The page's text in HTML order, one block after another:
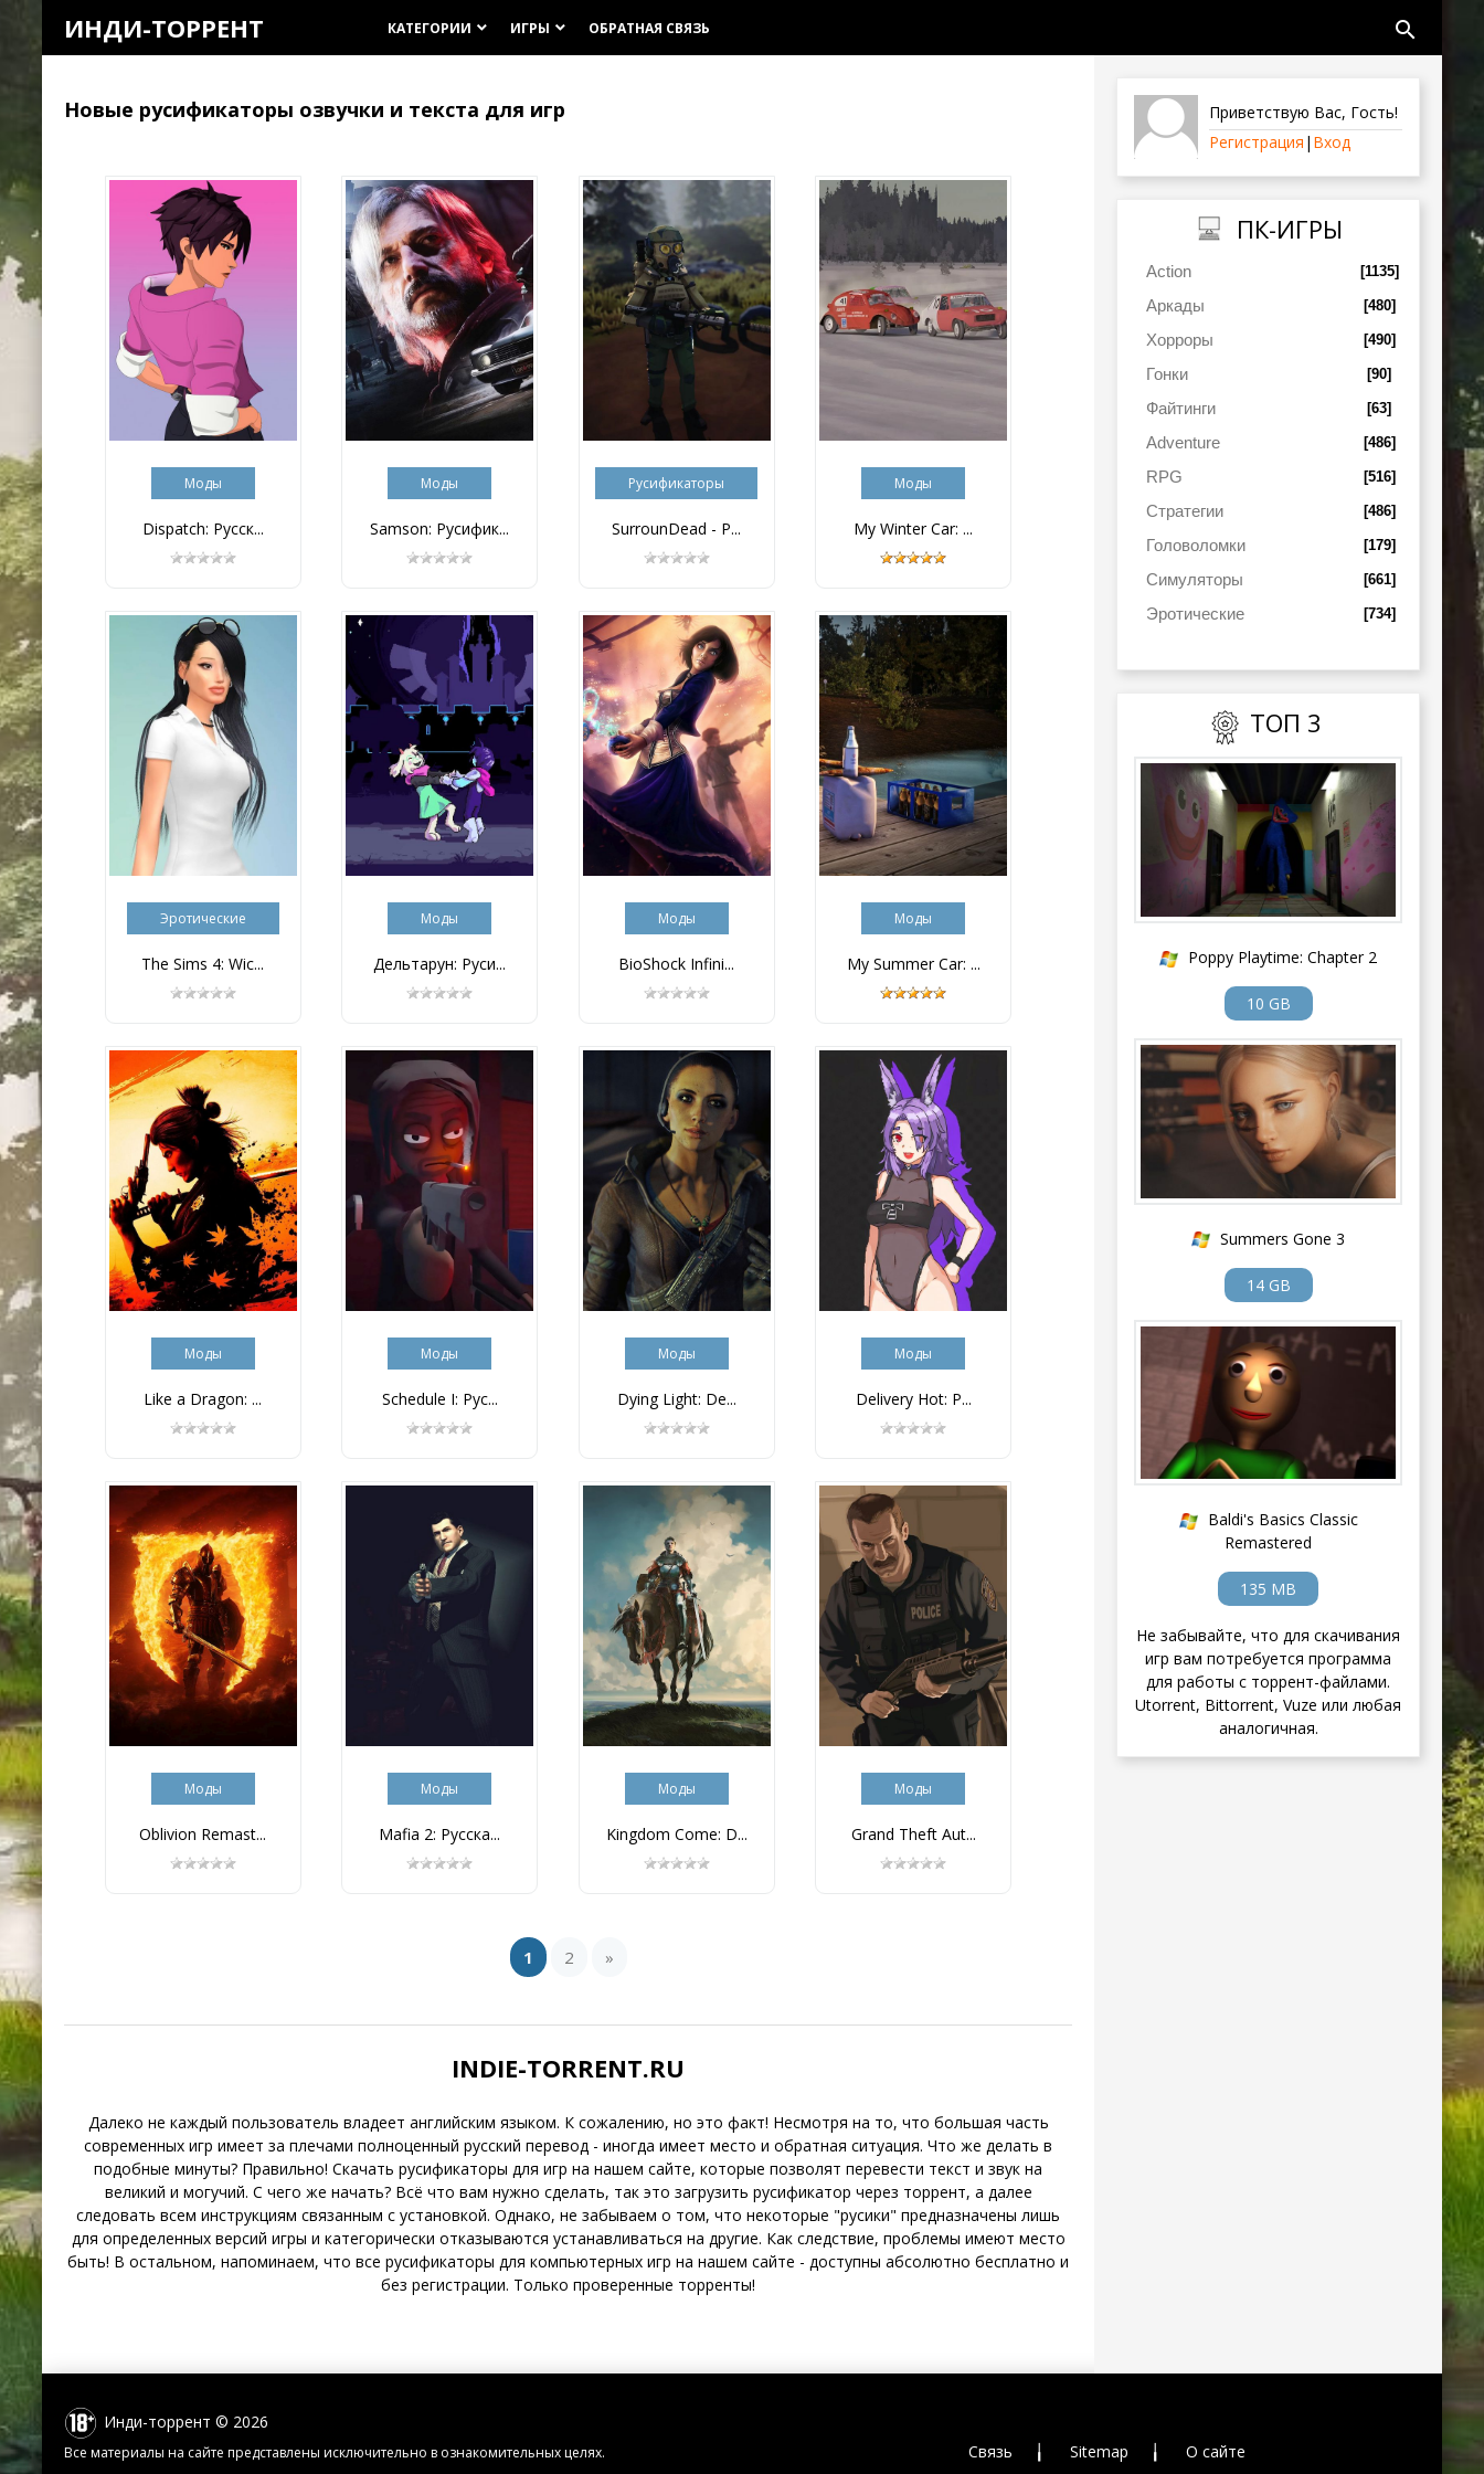
ИНДИ-ТОРРЕНТ КАТЕГОРИИ keyboard_arrow_down ИГРЫ keyboard_arrow_down ОБРАТНАЯ СВЯЗЬ search
Новые русификаторы озвучки и текста для игр
Моды
Dispatch: Русск...
Моды
Samson: Русифик...
Русификаторы
SurrounDead - Р...
Моды
My Winter Car: ...
Эротические
The Sims 4: Wic...
Моды
Дельтарун: Руси...
Моды
BioShock Infini...
Моды
My Summer Car: ...
Моды
Like a Dragon: ...
Моды
Schedule I: Рус...
Моды
Dying Light: De...
Моды
Delivery Hot: Р...
Моды
Oblivion Remast...
Моды
Mafia 2: Русска...
Моды
Kingdom Come: D...
Моды
Grand Theft Aut...
1 2 »
INDIE-TORRENT.RU
Далеко не каждый пользователь владеет английским языком. К сожалению, но это факт! Несмотря на то, что большая часть
современных игр имеет за плечами полноценный русский перевод - иногда имеет место и обратная ситуация. Что же делать в
подобные минуты? Правильно! Скачать русификаторы для игр на нашем сайте, которые позволят перевести текст и звук на
великий и могучий. С чего же начать? Всё что вам нужно сделать, так это загрузить русификатор через торрент, а далее
следовать всем инструкциям связанным с установкой. Однако, не забываем о том, что некоторые "русики" предназначены лишь
для определенных версий игры и категорически отказываются устанавливаться на другие. Как следствие, проблемы имеют место
быть! В остальном, напоминаем, что все русификаторы для компьютерных игр на нашем сайте - доступны абсолютно бесплатно и
без регистрации. Только проверенные торренты!
Приветствую Вас, Гость!
Регистрация | Вход
ПК-ИГРЫ
Action [1135]
Аркады [480]
Хорроры [490]
Гонки [90]
Файтинги [63]
Adventure [486]
RPG [516]
Стратегии [486]
Головоломки [179]
Симуляторы [661]
Эротические [734]
ТОП 3
Poppy Playtime: Chapter 2
10 GB
Summers Gone 3
14 GB
Baldi's Basics Classic
Remastered
135 MB
Не забывайте, что для скачивания
игр вам потребуется программа
для работы с торрент-файлами.
Utorrent, Bittorrent, Vuze или любая
аналогичная.
Инди-торрент © 2026
Все материалы на сайте представлены исключительно в ознакомительных целях. Связь ╽ Sitemap ╽ О сайте